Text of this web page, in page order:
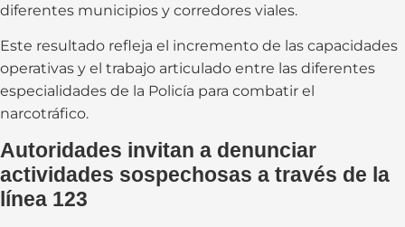
diferentes municipios y corredores viales.
Este resultado refleja el incremento de las capacidades
operativas y el trabajo articulado entre las diferentes
especialidades de la Policía para combatir el
narcotráfico.
Autoridades invitan a denunciar
actividades sospechosas a través de la
línea 123